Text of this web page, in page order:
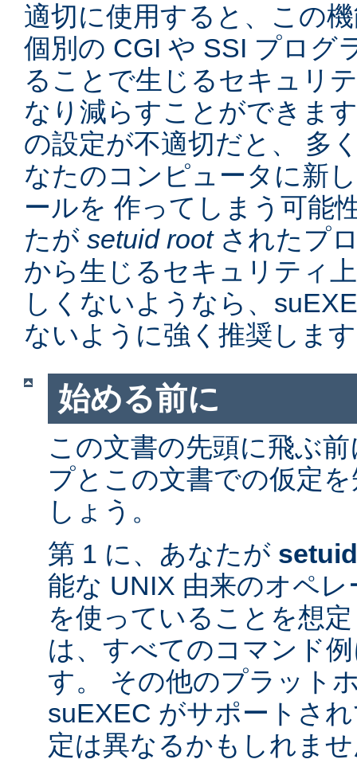
適切に使用すると、この
個別の CGI や SSI プログ
ることで生じるセキュリ
なり減らすことができま
の設定が不適切だと、 多
なたのコンピュータに新
ールを 作ってしまう可能
たが setuid rootされたプ
から生じるセキュリティ
しくないようなら、
ないように強く推奨しま
始める前に
この文書の先頭に飛ぶ
プとこの文書での仮定
しょう。
第 1 に、あなたが setuid
能な UNIX 由来のオペ
を使っていることを想
は、すべてのコマンド
す。 その他のプラット
suEXEC がサポートさ
定は異なるかもしれま